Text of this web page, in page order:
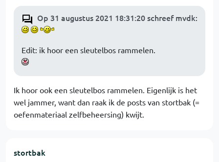
Op 31 augustus 2021 18:31:20 schreef mvdk:
Edit: ik hoor een sleutelbos rammelen.
Ik hoor ook een sleutelbos rammelen. Eigenlijk is het
wel jammer, want dan raak ik de posts van stortbak (=
oefenmateriaal zelfbeheersing) kwijt.
stortbak